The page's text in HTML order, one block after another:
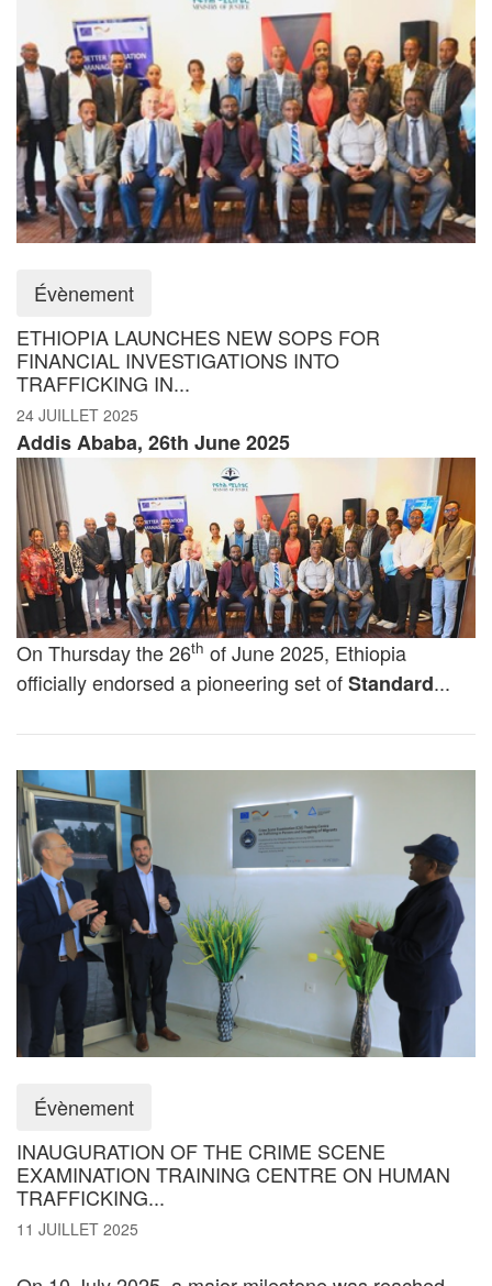
Évènement
ETHIOPIA LAUNCHES NEW SOPS FOR
FINANCIAL INVESTIGATIONS INTO
TRAFFICKING IN...
24 JUILLET 2025
Addis Ababa, 26th June 2025
On Thursday the 26th of June 2025, Ethiopia
officially endorsed a pioneering set ofStandard...
Évènement
INAUGURATION OF THE CRIME SCENE
EXAMINATION TRAINING CENTRE ON HUMAN
TRAFFICKING...
11 JUILLET 2025